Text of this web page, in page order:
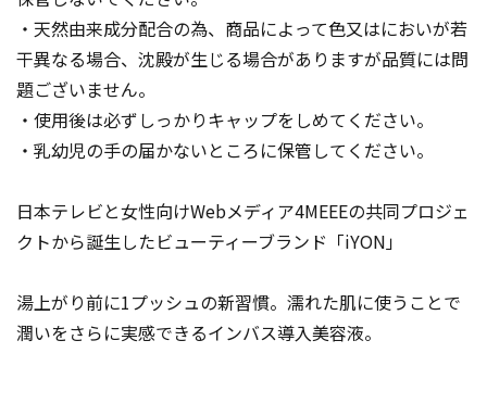
・天然由来成分配合の為、商品によって色又はにおいが若
干異なる場合、沈殿が生じる場合がありますが品質には問
題ございません。
・使用後は必ずしっかりキャップをしめてください。
・乳幼児の手の届かないところに保管してください。
日本テレビと女性向けWebメディア4MEEEの共同プロジェ
クトから誕生したビューティーブランド「iYON」
湯上がり前に1プッシュの新習慣。濡れた肌に使うことで
潤いをさらに実感できるインバス導入美容液。